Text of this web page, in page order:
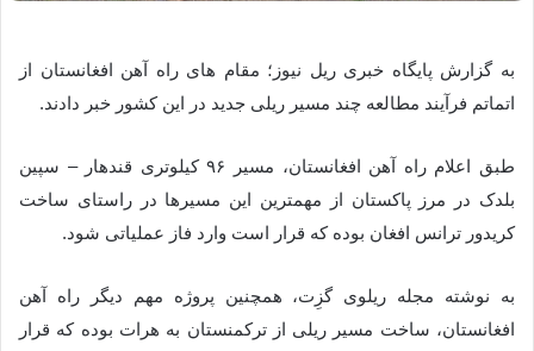
به گزارش پایگاه خبری ریل نیوز؛ مقام های راه آهن افغانستان از
اتماتم فرآیند مطالعه چند مسیر ریلی جدید در این کشور خبر دادند.
طبق اعلام راه آهن افغانستان، مسیر ۹۶ کیلوتری قندهار – سپین
بلدک در مرز پاکستان از مهمترین این مسیرها در راستای ساخت
کریدور ترانس افغان بوده که قرار است وارد فاز عملیاتی شود.
به نوشته مجله ریلوی گزِت، همچنین پروژه مهم دیگر راه آهن
افغانستان، ساخت مسیر ریلی از ترکمنستان به هرات بوده که قرار